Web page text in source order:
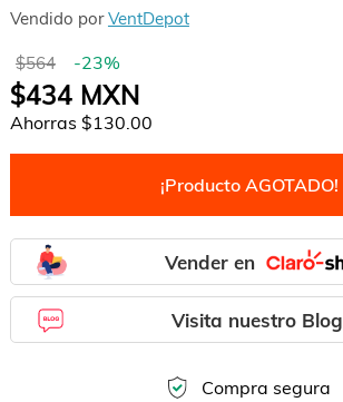
Vendido porVentDepot
$564 -23%
$434MXN
Ahorras $130.00
¡Producto AGOTADO!
Vender en
Visita nuestro Blog
Compra segura